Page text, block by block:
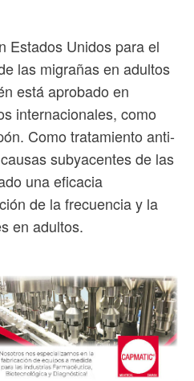
Estados Unidos para el
las migrañas en adultos
está aprobado en
internacionales, como
Como tratamiento anti-
subyacentes de las
una eficacia
de la frecuencia y la
en adultos.